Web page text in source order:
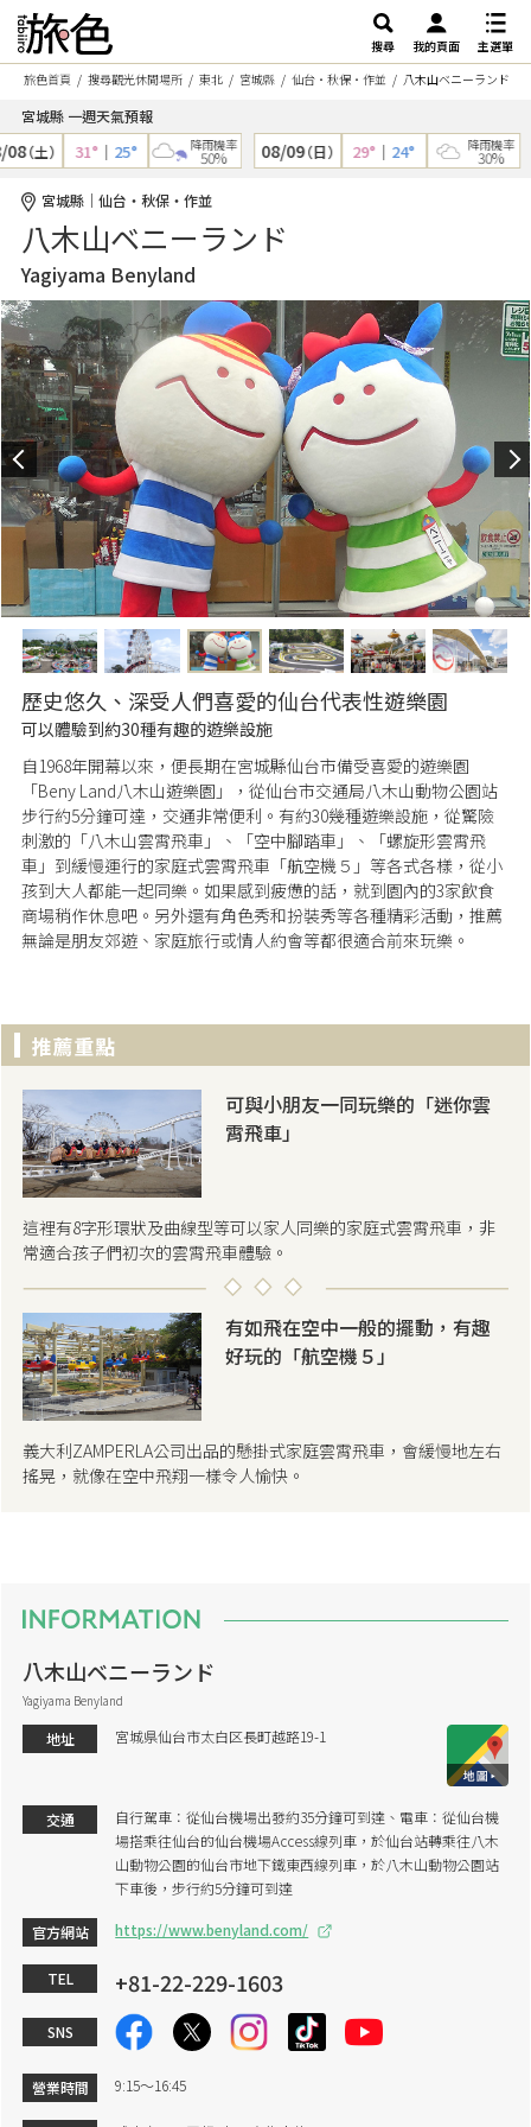
搜尋 我的頁面
主選單
旅色首頁
搜尋觀光休閒場所 東北 宮城縣 仙台・秋保・作並 八木山ベニーランド
宮城縣 一週天氣預報
（土） 31°｜ 25° 降雨機率
50% 08/09（日） 29°｜ 24° 降雨機率
30%
宮城縣｜仙台・秋保・作並
八木山ベニーランド
Yagiyama Benyland
歷史悠久、深受人們喜愛的仙台代表性遊樂園
可以體驗到約30種有趣的遊樂設施
自1968年開幕以來，便長期在宮城縣仙台市備受喜愛的遊樂園
「Beny Land八木山遊樂園」，從仙台市交通局八木山動物公園站
步行約5分鐘可達，交通非常便利。有約30幾種遊樂設施，從驚險
刺激的「八木山雲霄飛車」、「空中腳踏車」、「螺旋形雲霄飛
車」到緩慢運行的家庭式雲霄飛車「航空機５」等各式各樣，從小
孩到大人都能一起同樂。如果感到疲憊的話，就到園內的3家飲食
商場稍作休息吧。另外還有角色秀和扮裝秀等各種精彩活動，推薦
無論是朋友郊遊、家庭旅行或情人約會等都很適合前來玩樂。
可與小朋友一同玩樂的「迷你雲
霄飛車」
這裡有8字形環狀及曲線型等可以家人同樂的家庭式雲霄飛車，非
常適合孩子們初次的雲霄飛車體驗。
有如飛在空中一般的擺動，有趣
好玩的「航空機５」
義大利ZAMPERLA公司出品的懸掛式家庭雲霄飛車，會緩慢地左右
搖晃，就像在空中飛翔一樣令人愉快。
八木山ベニーランド
Yagiyama Benyland
地址 宮城県仙台市太白区長町越路19-1
交通
自行駕車：從仙台機場出發約35分鐘可到達、電車：從仙台機
場搭乘往仙台的仙台機場Access線列車，於仙台站轉乘往八木
山動物公園的仙台市地下鐵東西線列車，於八木山動物公園站
下車後，步行約5分鐘可到達
官方網站 https://www.benyland.com/
TEL +81-22-229-1603
SNS
營業時間 9:15～16:45